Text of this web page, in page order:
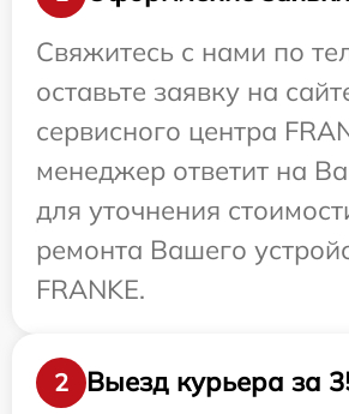
Свяжитесь с нами по
оставьте заявку на
сервисного центра
менеджер ответит на
для уточнения
ремонта Вашего
FRANKE.
2 Выезд курьера за